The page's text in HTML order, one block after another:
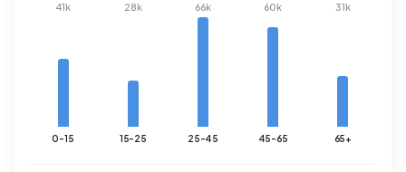
41k
0-15
28k
15-25
66k
25-45
60k
45-65
31k
65+